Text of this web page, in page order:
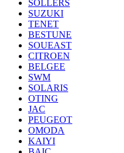
SOLLERS
SUZUKI
TENET
BESTUNE
SOUEAST
CITROEN
BELGEE
SWM
SOLARIS
OTING
JAC
PEUGEOT
OMODA
KAIYI